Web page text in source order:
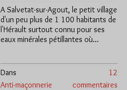
A Salvetat-sur-Agout, le petit village
d'un peu plus de 1 100 habitants de
l'Hérault surtout connu pour ses
eaux minérales pétillantes où…
Dans
Anti-maçonnerie
12
commentaires